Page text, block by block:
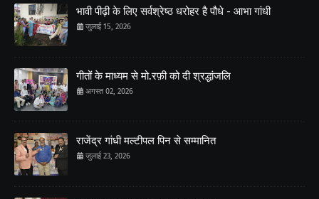
भावी पीढ़ी के लिए सर्वश्रेष्ठ धरोहर है पौधे - आभा गांधी
जुलाई 15, 2026
गीतों के माध्यम से मो.रफ़ी को दी श्रद्धांजलि
अगस्त 02, 2026
राजेंद्र गांधी मल्टीपल पिन से सम्मानित
जुलाई 23, 2026